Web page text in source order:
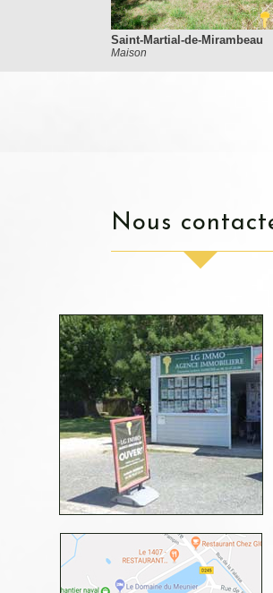
Saint-Martial-de-Mirambeau
Maison
nous